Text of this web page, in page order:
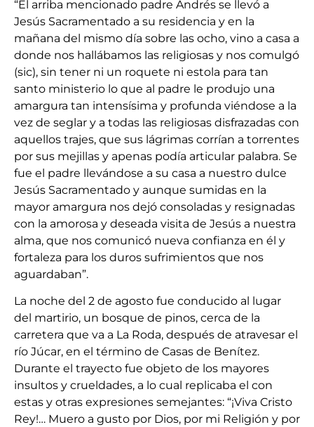
“El arriba mencionado padre Andrés se llevó a
Jesús Sacramentado a su residencia y en la
mañana del mismo día sobre las ocho, vino a casa a
donde nos hallábamos las religiosas y nos comulgó
(sic), sin tener ni un roquete ni estola para tan
santo ministerio lo que al padre le produjo una
amargura tan intensísima y profunda viéndose a la
vez de seglar y a todas las religiosas disfrazadas con
aquellos trajes, que sus lágrimas corrían a torrentes
por sus mejillas y apenas podía articular palabra. Se
fue el padre llevándose a su casa a nuestro dulce
Jesús Sacramentado y aunque sumidas en la
mayor amargura nos dejó consoladas y resignadas
con la amorosa y deseada visita de Jesús a nuestra
alma, que nos comunicó nueva confianza en él y
fortaleza para los duros sufrimientos que nos
aguardaban”.
La noche del 2 de agosto fue conducido al lugar
del martirio, un bosque de pinos, cerca de la
carretera que va a La Roda, después de atravesar el
río Júcar, en el término de Casas de Benítez.
Durante el trayecto fue objeto de los mayores
insultos y crueldades, a lo cual replicaba el con
estas y otras expresiones semejantes: “¡Viva Cristo
Rey!… Muero a gusto por Dios, por mi Religión y por